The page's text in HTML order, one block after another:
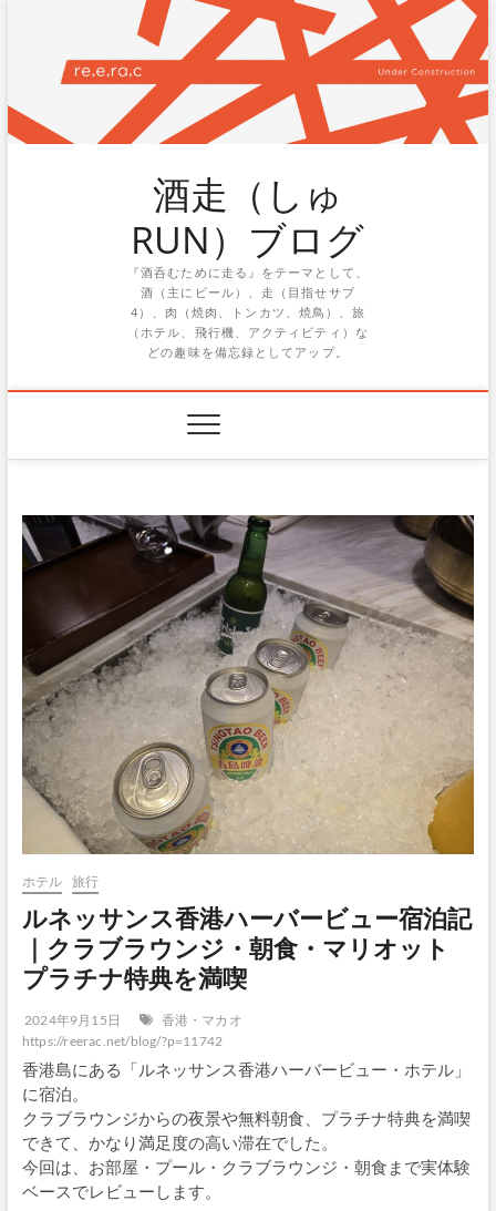
酒走（しゅ
RUN）ブログ
『酒呑むために走る』をテーマとして、
酒（主にビール）、走（目指せサブ
4）、肉（焼肉、トンカツ、焼鳥）、旅
（ホテル、飛行機、アクティビティ）な
どの趣味を備忘録としてアップ。
ホテル 旅行
ルネッサンス香港ハーバービュー宿泊記
｜クラブラウンジ・朝食・マリオット
プラチナ特典を満喫
2024年9月15日
香港・マカオ
https://reerac.net/blog/?p=11742
香港島にある「ルネッサンス香港ハーバービュー・ホテル」
に宿泊。
クラブラウンジからの夜景や無料朝食、プラチナ特典を満喫
できて、かなり満足度の高い滞在でした。
今回は、お部屋・プール・クラブラウンジ・朝食まで実体験
ベースでレビューします。